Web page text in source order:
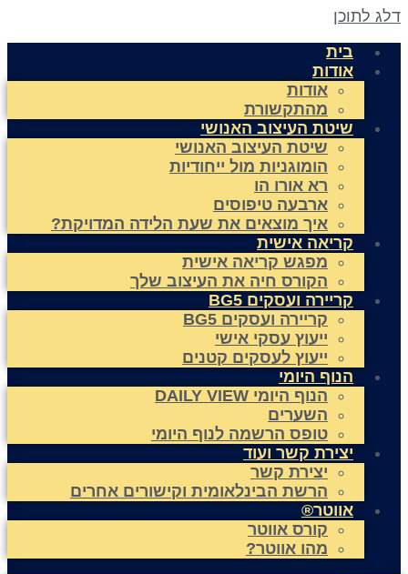
לתוכן
בית
אודות
אודות
מהתקשורת
שיטת העיצוב האנושי
שיטת העיצוב האנושי
הומוגניות מול ייחודיות
רא אורו הו
ארבעה טיפוסים
איך מוצאים את שעת הלידה המדויקת?
קריאה אישית
מפגש קריאה אישית
הקורס חיה את העיצוב שלך
קריירה ועסקים BG5
קריירה ועסקים BG5
ייעוץ עסקי אישי
ייעוץ לעסקים קטנים
הנוף היומי
הנוף היומי DAILY VIEW
השערים
טופס הרשמה לנוף היומי
יצירת קשר ועוד
יצירת קשר
הרשת הבינלאומית וקישורים אחרים
אווטר®
קורס אווטר
מהו אווטר?